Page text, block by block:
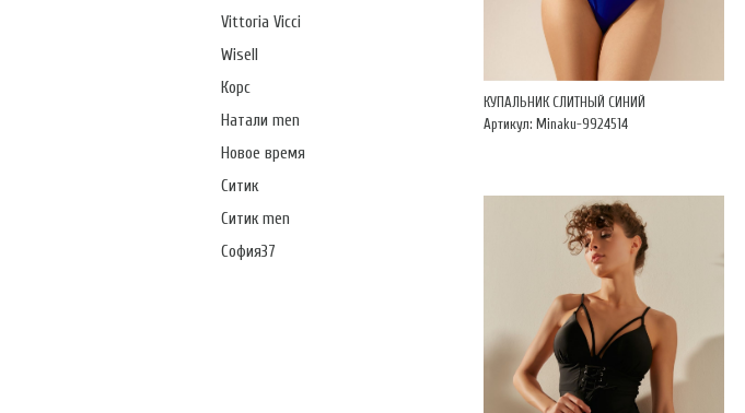
Vittoria Vicci
Wisell
Корс
Натали men
Новое время
Ситик
Ситик men
София37
КУПАЛЬНИК СЛИТНЫЙ СИНИЙ
Артикул: Minaku-9924514